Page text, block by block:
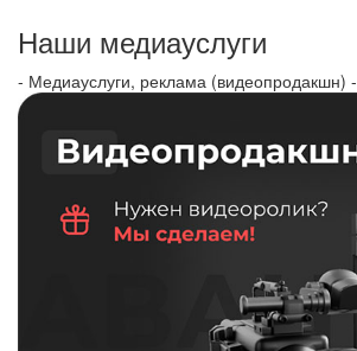
Наши медиауслуги
- Медиауслуги, реклама (видеопродакшн) -